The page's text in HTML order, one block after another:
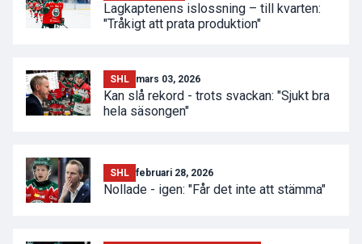
Lagkaptenens islossning – till kvarten:
"Tråkigt att prata produktion"
SHL mars 03, 2026
Kan slå rekord - trots svackan: "Sjukt bra
hela säsongen"
SHL februari 28, 2026
Nollade - igen: "Får det inte att stämma"